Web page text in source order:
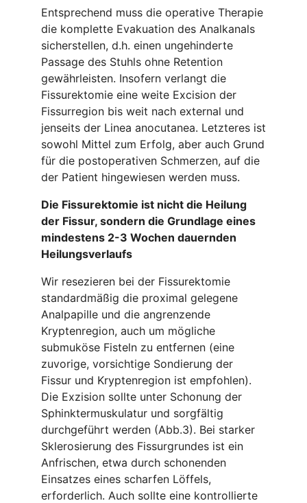
Entsprechend muss die operative Therapie
die komplette Evakuation des Analkanals
sicherstellen, d.h. einen ungehinderte
Passage des Stuhls ohne Retention
gewährleisten. Insofern verlangt die
Fissurektomie eine weite Excision der
Fissurregion bis weit nach external und
jenseits der Linea anocutanea. Letzteres ist
sowohl Mittel zum Erfolg, aber auch Grund
für die postoperativen Schmerzen, auf die
der Patient hingewiesen werden muss.
Die Fissurektomie ist nicht die Heilung
der Fissur, sondern die Grundlage eines
mindestens 2-3 Wochen dauernden
Heilungsverlaufs
Wir resezieren bei der Fissurektomie
standardmäßig die proximal gelegene
Analpapille und die angrenzende
Kryptenregion, auch um mögliche
submuköse Fisteln zu entfernen (eine
zuvorige, vorsichtige Sondierung der
Fissur und Kryptenregion ist empfohlen).
Die Exzision sollte unter Schonung der
Sphinktermuskulatur und sorgfältig
durchgeführt werden (Abb.3). Bei starker
Sklerosierung des Fissurgrundes ist ein
Anfrischen, etwa durch schonenden
Einsatzes eines scharfen Löffels,
erforderlich. Auch sollte eine kontrollierte